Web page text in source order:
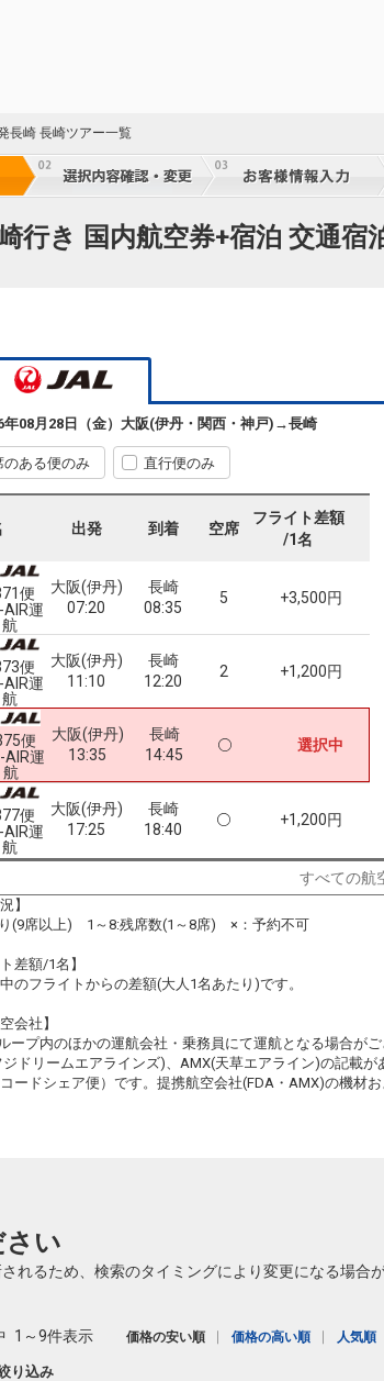
長崎 長崎ツアー一覧
行き 国内航空券+宿泊 交通宿
年08月28日（金） 大阪(伊丹・関西・神戸) →長崎
のある便のみ 直行便のみ
出発 到着 空席
フライト差額
/1名
便
運
航
大阪(伊丹)
07:20
長崎
08:35
5 +3,500円
便
運
航
大阪(伊丹)
11:10
長崎
12:20
2 +1,200円
便
運
航
大阪(伊丹)
13:35
長崎
14:45
選択中
便
運
航
大阪(伊丹)
17:25
長崎
18:40
+1,200円
すべての航
】
(9席以上) 1～8:残席数(1～8席) ×：予約不可
差額/1名】
のフライトからの差額(大人1名あたり)です。
会社】
ープ内のほかの運航会社・乗務員にて運航となる場合がご
ジドリームエアラインズ)、AMX(天草エアライン)の記載
ードシェア便）です。提携航空会社(FDA・AMX)の機材
さい
れるため、検索のタイミングにより変更になる場合
り込み
1～9件表示 価格の安い順 価格の高い順 人気順